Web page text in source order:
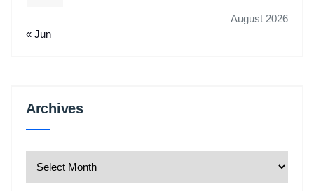
August 2026
« Jun
ArchivesArchives